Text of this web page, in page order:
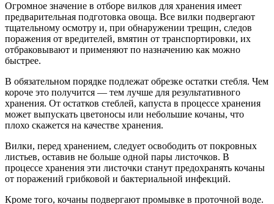
Огромное значение в отборе вилков для хранения имеет
предварительная подготовка овоща. Все вилки подвергают
тщательному осмотру и, при обнаружении трещин, следов
поражения от вредителей, вмятин от транспортировки, их
отбраковывают и применяют по назначению как можно
быстрее.
В обязательном порядке подлежат обрезке остатки стебля. Чем
короче это получится — тем лучше для результативного
хранения. От остатков стеблей, капуста в процессе хранения
может выпускать цветоносы или небольшие кочаны, что
плохо скажется на качестве хранения.
Вилки, перед хранением, следует освободить от покровных
листьев, оставив не больше одной пары листочков. В
процессе хранения эти листочки станут предохранять кочаны
от поражений грибковой и бактериальной инфекций.
Кроме того, кочаны подвергают промывке в проточной воде.